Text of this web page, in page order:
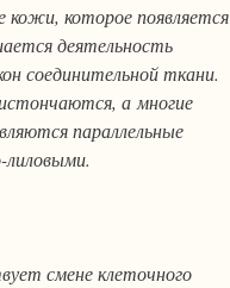
которое появляется
деятельность
соединительной ткани.
а многие
параллельные
лиловыми.
смене клеточного